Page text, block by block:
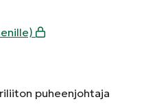
puheenjohtaja